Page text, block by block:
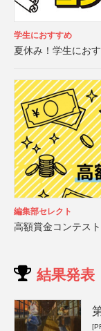
学生におすすめ
夏休み！学生にお
編集部セレクト
高額賞金コンテス
結果発表